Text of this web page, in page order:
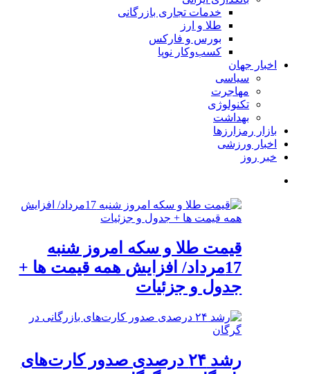
خدمات تجاری بازرگانی
طلا و ارز
بورس و فارکس
کسب‌وکار نوپا
اخبار جهان
سیاسی
مهاجرت
تکنولوژی
بهداشت
بازار رمزارزها
اخبار ورزشی
خبر روز
قیمت طلا و سکه امروز شنبه
17مرداد/ افزایش همه قیمت ها +
جدول و جزئیات
رشد ۲۴ درصدی صدور کارت‌های